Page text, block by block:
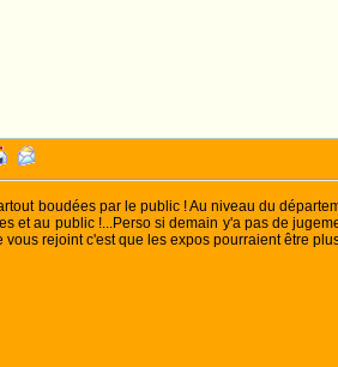
boudées par le public ! Au niveau du
et au public !...Perso si demain y'a pas de
rejoint c'est que les expos pourraient être